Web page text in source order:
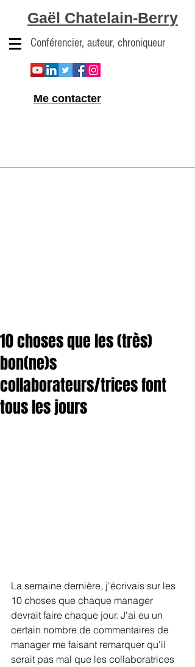
Gaël Chatelain-Berry
Conférencier, auteur, chroniqueur
Me contacter
10 choses que les (très)
bon(ne)s
collaborateurs/trices font
tous les jours
La semaine dernière, j'écrivais sur les
10 choses que chaque manager
devrait faire chaque jour. J'ai eu un
certain nombre de commentaires de
manager me faisant remarquer qu'il
serait pas mal que les collaboratrices